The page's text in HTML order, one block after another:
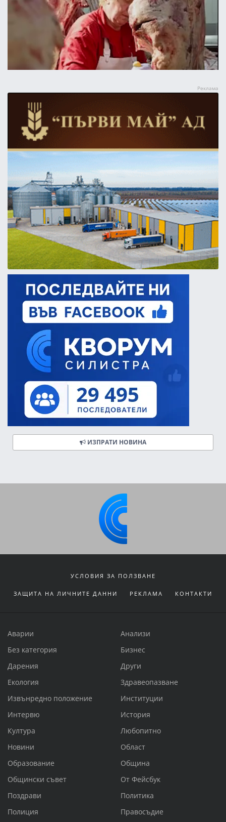
ИЗПРАТИ НОВИНА
УСЛОВИЯ ЗА ПОЛЗВАНЕ
ЗАЩИТА НА ЛИЧНИТЕ ДАННИ РЕКЛАМА КОНТАКТИ
Аварии
Анализи
Без категория
Бизнес
Дарения
Други
Екология
Здравеопазване
Извънредно положение
Институции
Интервю
История
Култура
Любопитно
Новини
Област
Образование
Община
Общински съвет
От Фейсбук
Поздрави
Политика
Полиция
Правосъдие